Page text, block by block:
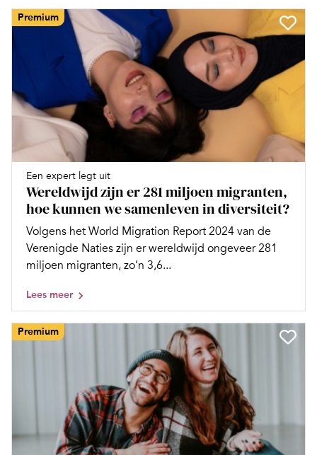
Premium
Een expert legt uit
Wereldwijd zijn er 281 miljoen migranten,
hoe kunnen we samenleven in diversiteit?
Volgens het World Migration Report 2024 van de
Verenigde Naties zijn er wereldwijd ongeveer 281
miljoen migranten, zo’n 3,6...
Lees meer
Premium